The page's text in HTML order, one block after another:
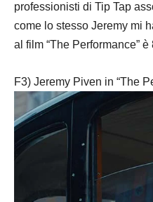
professionisti di Tip Tap
come lo stesso Jeremy mi
al film “The Performance” è
F3) Jeremy Piven in “The